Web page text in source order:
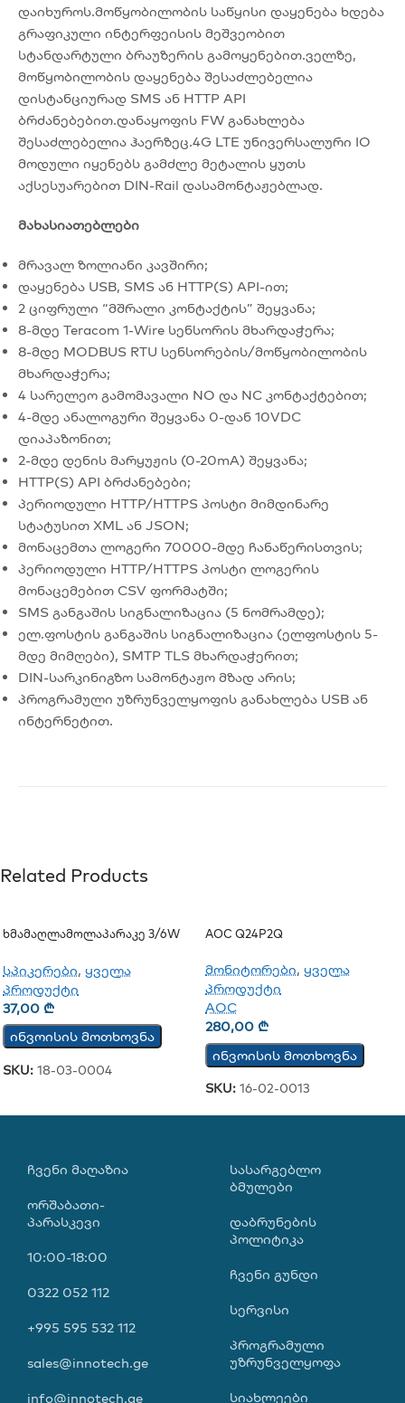
დაიხუროს.მოწყობილობის საწყისი დაყენება ხდება
გრაფიკული ინტერფეისის მეშვეობით
სტანდარტული ბრაუზერის გამოყენებით.ველზე,
მოწყობილობის დაყენება შესაძლებელია
დისტანციურად SMS ან HTTP API
ბრძანებებით.დანაყოფის FW განახლება
შესაძლებელია ჰაერზეც.4G LTE უნივერსალური IO
მოდული იყენებს გამძლე მეტალის ყუთს
აქსესუარებით DIN-Rail დასამონტაჟებლად.
მახასიათებლები
მრავალ ზოლიანი კავშირი;
დაყენება USB, SMS ან HTTP(S) API-ით;
2 ციფრული “მშრალი კონტაქტის” შეყვანა;
8-მდე Teracom 1-Wire სენსორის მხარდაჭერა;
8-მდე MODBUS RTU სენსორების/მოწყობილობის
მხარდაჭერა;
4 სარელეო გამომავალი NO და NC კონტაქტებით;
4-მდე ანალოგური შეყვანა 0-დან 10VDC
დიაპაზონით;
2-მდე დენის მარყუჟის (0-20mA) შეყვანა;
HTTP(S) API ბრძანებები;
პერიოდული HTTP/HTTPS პოსტი მიმდინარე
სტატუსით XML ან JSON;
მონაცემთა ლოგერი 70000-მდე ჩანაწერისთვის;
პერიოდული HTTP/HTTPS პოსტი ლოგერის
მონაცემებით CSV ფორმატში;
SMS განგაშის სიგნალიზაცია (5 ნომრამდე);
ელ.ფოსტის განგაშის სიგნალიზაცია (ელფოსტის 5-
მდე მიმღები), SMTP TLS მხარდაჭერით;
DIN-სარკინიგზო სამონტაჟო მზად არის;
პროგრამული უზრუნველყოფის განახლება USB ან
ინტერნეტით.
Related Products
Ხმამაღლამოლაპარაკე 3/6W
სპიკერები, ყველა
პროდუქტი
37,00 ₾
ინვოისის მოთხოვნა
SKU: 18-03-0004
AOC Q24P2Q
მონიტორები, ყველა
პროდუქტი
AOC
280,00 ₾
ინვოისის მოთხოვნა
SKU: 16-02-0013
ᲩᲕᲔᲜᲘ ᲛᲐᲦᲐᲖᲘᲐ
ორშაბათი-
პარასკევი
10:00-18:00
0322 052 112
+995 595 532 112
sales@innotech.ge
info@innotech.ge
ᲡᲐᲡᲐᲠᲒᲔᲑᲚᲝ
ᲑᲛᲣᲚᲔᲑᲘ
დაბრუნების
პოლიტიკა
ჩვენი გუნდი
სერვისი
პროგრამული
უზრუნველყოფა
სიახლეები